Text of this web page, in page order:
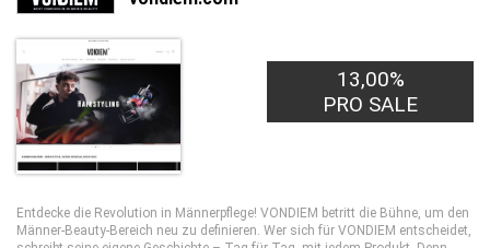
13,00%
PRO SALE
Entdecke die Revolution in Männerpflege! VONDIEM betritt die Bühne, um den
Männer-Beauty-Bereich neu zu definieren. Wer sich für VONDIEM entscheidet,